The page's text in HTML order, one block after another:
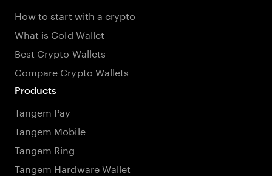
How to start with a crypto
What is Cold Wallet
Best Crypto Wallets
Compare Crypto Wallets
Products
Tangem Pay
Tangem Mobile
Tangem Ring
Tangem Hardware Wallet